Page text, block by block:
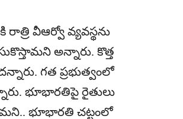
వీఆర్వో వ్యవస్థను
అన్నారు. కొత్త
గత ప్రభుత్వంలో
భూభారతిపై రైతులు
భూభారతి చట్టంలో